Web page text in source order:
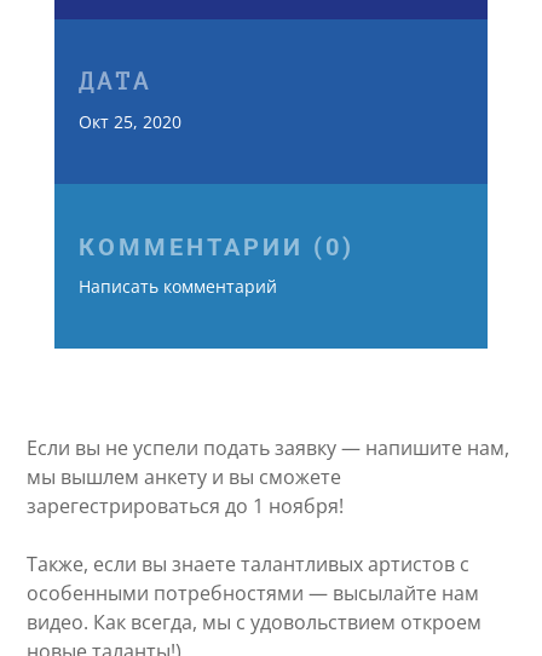
ДАТА
Окт 25, 2020
КОММЕНТАРИИ (0)
Написать комментарий
Если вы не успели подать заявку — напишите нам,
мы вышлем анкету и вы сможете
зарегестрироваться до 1 ноября!
Также, если вы знаете талантливых артистов с
особенными потребностями — высылайте нам
видео. Как всегда, мы с удовольствием откроем